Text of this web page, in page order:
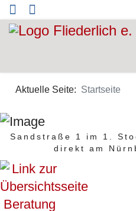
Aktuelle Seite: Startseite
Sandstraße 1 im 1.
direkt am